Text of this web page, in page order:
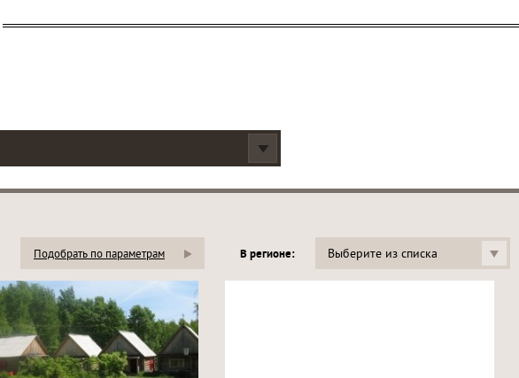
Подобрать по параметрам В регионе: Выберите из списка